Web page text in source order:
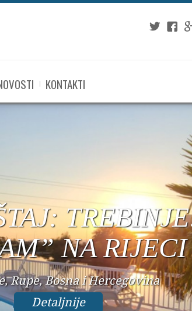
KONTAKTI
NA
Rupe, Bosna i Hercegovina
Detaljnije